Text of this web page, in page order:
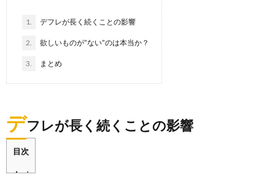
1. デフレが長く続くことの影響
2. 欲しいものが”ない”のは本当か？
3. まとめ
デフレが長く続くことの影響
目次